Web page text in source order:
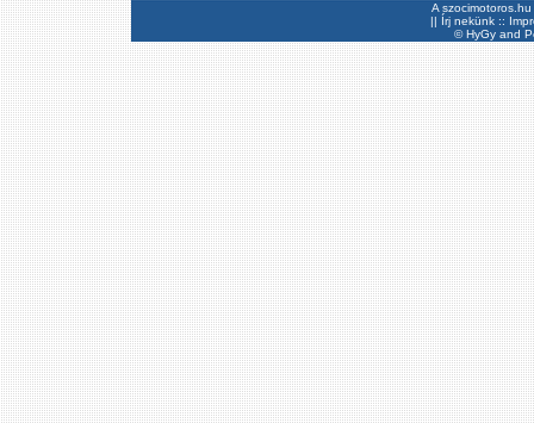
A
|| Írj nekünk ::
©HyGyand